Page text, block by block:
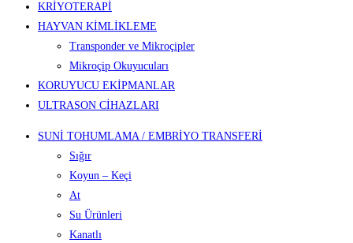
KRİYOTERAPİ
HAYVAN KİMLİKLEME
Transponder ve Mikroçipler
Mikroçip Okuyucuları
KORUYUCU EKİPMANLAR
ULTRASON CİHAZLARI
SUNİ TOHUMLAMA / EMBRİYO TRANSFERİ
Sığır
Koyun – Keçi
At
Su Ürünleri
Kanatlı